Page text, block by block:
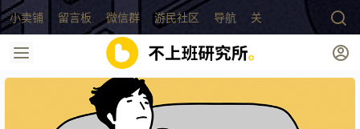
小卖铺 留言板 微信群 游民社区 导航 关于